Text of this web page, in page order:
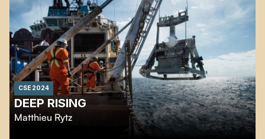
CSE 2024
DEEP RISING
Matthieu Rytz